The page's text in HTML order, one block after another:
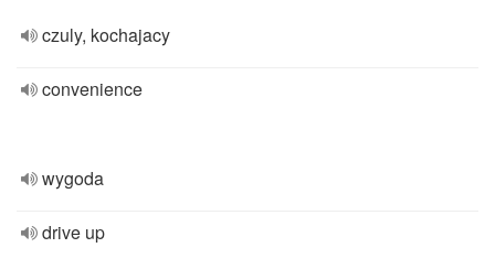
czuly, kochajacy
convenience
wygoda
drive up